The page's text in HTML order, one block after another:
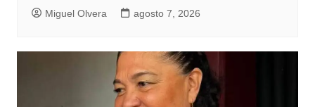
Miguel Olvera agosto 7, 2026